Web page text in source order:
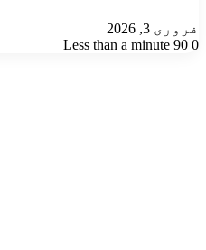
فروری 3, 2026
0
Less than a minute